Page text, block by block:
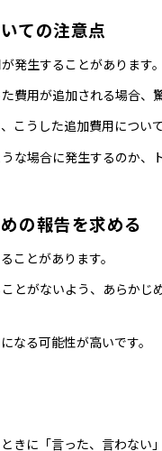
ての注意点
発生することがあります。
費用が追加される場合、
こうした追加費用につい
な場合に発生するのか、
の報告を求める
ことがあります。
とがないよう、あらか
なる可能性が高いです。
きに「言った、言わない